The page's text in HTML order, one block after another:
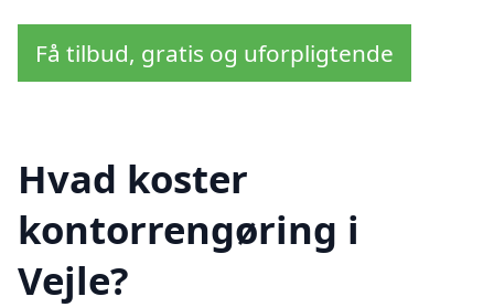
Få tilbud, gratis og uforpligtende
Hvad koster
kontorrengøring i
Vejle?